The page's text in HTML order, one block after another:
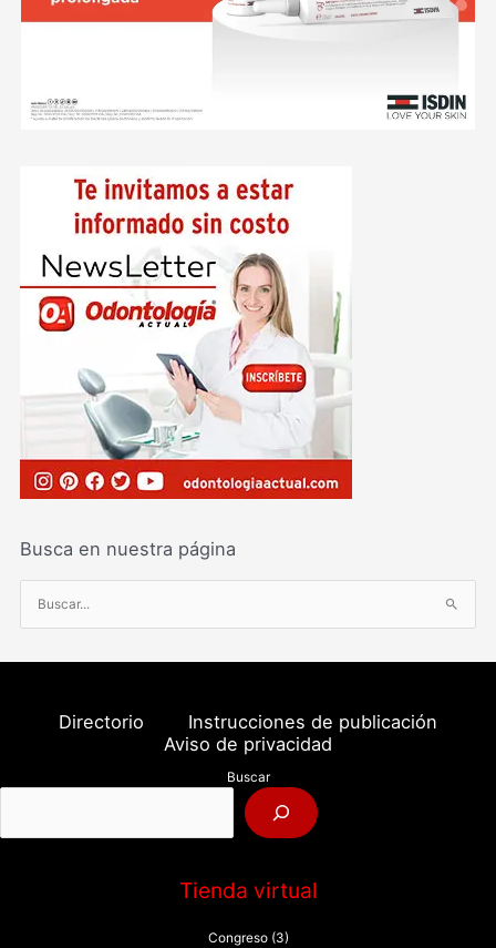
Busca en nuestra página
u
s
o
:
Directorio
Instrucciones de publicación
Aviso de privacidad
Buscar
Tienda virtual
Congreso (3)